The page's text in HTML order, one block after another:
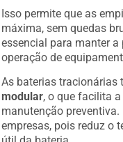
Isso permite que as
máxima, sem quedas
essencial para manter
operação de
As baterias tracionárias
modular , o que facilita
manutenção
empresas, pois reduz o
útil da bateria.